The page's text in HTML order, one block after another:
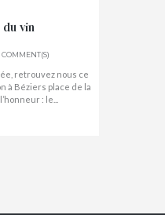
vin
COMMENT(S)
retrouvez nous ce
à Béziers place de la
: le...